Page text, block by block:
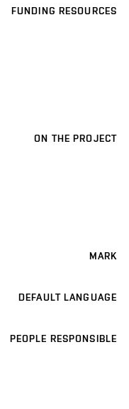
FUNDING RESOURCES
ON THE PROJECT
MARK
DEFAULT LANGUAGE
PEOPLE RESPONSIBLE